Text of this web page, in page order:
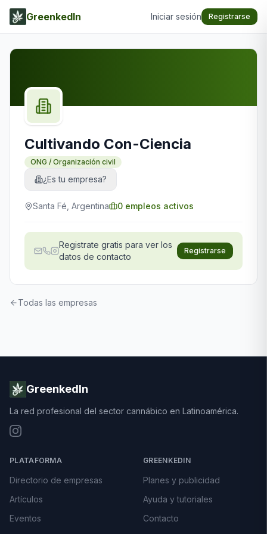
GreenkedIn Iniciar sesión Registrarse
Cultivando Con-Ciencia
ONG / Organización civil
¿Es tu empresa?
Santa Fé, Argentina 0 empleos activos
Registrate gratis para ver los
datos de contacto
Registrarse
Todas las empresas
GreenkedIn
La red profesional del sector cannábico en Latinoamérica.
PLATAFORMA
Directorio de empresas
Artículos
Eventos
GREENKEDIN
Planes y publicidad
Ayuda y tutoriales
Contacto